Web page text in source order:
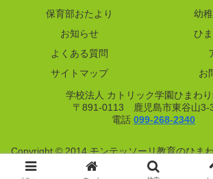
保育部おたより
幼
お知らせ
ひ
よくある質問
サイトマップ
お
学校法人 カトリック学園ひまわ
〒891-0113 鹿児島市東谷山3-
電話 099-268-2340
Copyright © 2014 モンテッソーリ教育のひま
Reserved.